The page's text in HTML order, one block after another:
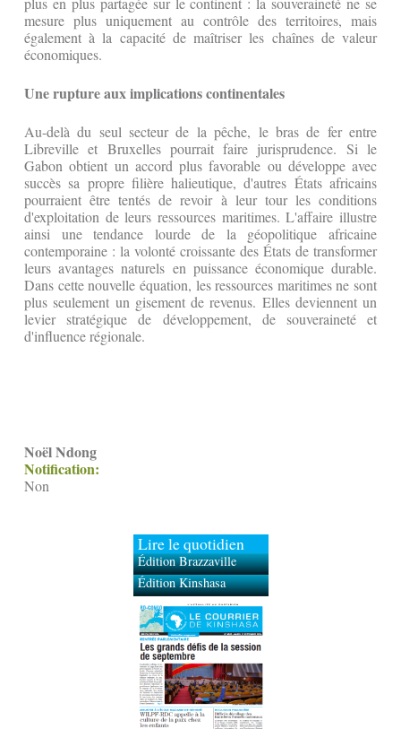
mesure plus uniquement au contrôle des territoires, mais
également à la capacité de maîtriser les chaînes de valeur
économiques.
Une rupture aux implications continentales
Au-delà du seul secteur de la pêche, le bras de fer entre
Libreville et Bruxelles pourrait faire jurisprudence. Si le
Gabon obtient un accord plus favorable ou développe avec
succès sa propre filière halieutique, d'autres États africains
pourraient être tentés de revoir à leur tour les conditions
d'exploitation de leurs ressources maritimes. L'affaire illustre
ainsi une tendance lourde de la géopolitique africaine
contemporaine : la volonté croissante des États de transformer
leurs avantages naturels en puissance économique durable.
Dans cette nouvelle équation, les ressources maritimes ne sont
plus seulement un gisement de revenus. Elles deviennent un
levier stratégique de développement, de souveraineté et
d'influence régionale.
Noël Ndong
Notification:
Non
Lire le quotidien
Édition Brazzaville
Édition Kinshasa